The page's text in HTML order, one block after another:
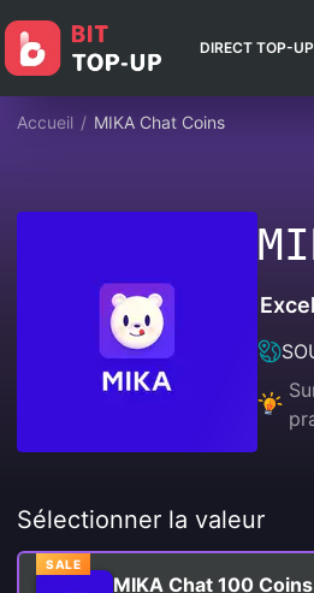
DIRECT TOP-UP
Accueil / MIKA Chat Coins
Sélectionner la valeur
SALE
MIKA Chat 100 Coins